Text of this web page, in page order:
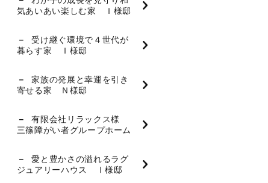
気あいあい楽しむ家 Ｉ様邸
受け継ぐ環境で４世代が
暮らす家 Ｉ様邸
家族の発展と幸運を引き
寄せる家 Ｎ様邸
有限会社リラックス様
三篠障がい者グループホーム
愛と豊かさの溢れるラグ
ジュアリーハウス Ⅰ様邸